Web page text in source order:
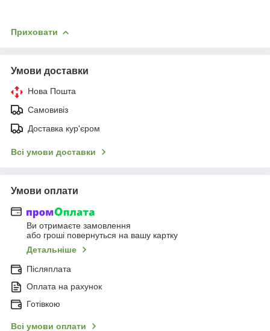
Приховати
Умови доставки
Нова Пошта
Самовивіз
Доставка кур'єром
Всі умови доставки
Умови оплати
Ви отримаєте замовлення
або гроші повернуться на вашу картку
Детальніше
Післяплата
Оплата на рахунок
Готівкою
Всі умови оплати